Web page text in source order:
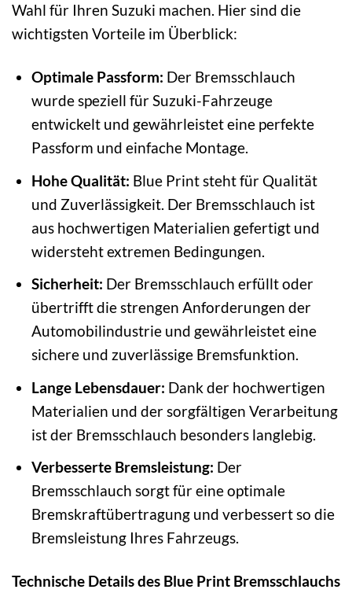
Wahl für Ihren Suzuki machen. Hier sind die
wichtigsten Vorteile im Überblick:
Optimale Passform: Der Bremsschlauch
wurde speziell für Suzuki-Fahrzeuge
entwickelt und gewährleistet eine perfekte
Passform und einfache Montage.
Hohe Qualität: Blue Print steht für Qualität
und Zuverlässigkeit. Der Bremsschlauch ist
aus hochwertigen Materialien gefertigt und
widersteht extremen Bedingungen.
Sicherheit: Der Bremsschlauch erfüllt oder
übertrifft die strengen Anforderungen der
Automobilindustrie und gewährleistet eine
sichere und zuverlässige Bremsfunktion.
Lange Lebensdauer: Dank der hochwertigen
Materialien und der sorgfältigen Verarbeitung
ist der Bremsschlauch besonders langlebig.
Verbesserte Bremsleistung: Der
Bremsschlauch sorgt für eine optimale
Bremskraftübertragung und verbessert so die
Bremsleistung Ihres Fahrzeugs.
Technische Details des Blue Print Bremsschlauchs